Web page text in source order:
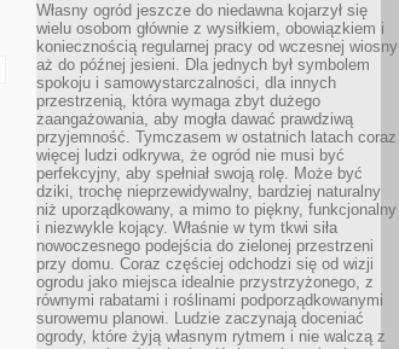
Własny ogród jeszcze do niedawna kojarzył się
wielu osobom głównie z wysiłkiem, obowiązkiem i
koniecznością regularnej pracy od wczesnej wiosny
aż do późnej jesieni. Dla jednych był symbolem
spokoju i samowystarczalności, dla innych
przestrzenią, która wymaga zbyt dużego
zaangażowania, aby mogła dawać prawdziwą
przyjemność. Tymczasem w ostatnich latach coraz
więcej ludzi odkrywa, że ogród nie musi być
perfekcyjny, aby spełniał swoją rolę. Może być
dziki, trochę nieprzewidywalny, bardziej naturalny
niż uporządkowany, a mimo to piękny, funkcjonalny
i niezwykle kojący. Właśnie w tym tkwi siła
nowoczesnego podejścia do zielonej przestrzeni
przy domu. Coraz częściej odchodzi się od wizji
ogrodu jako miejsca idealnie przystrzyżonego, z
równymi rabatami i roślinami podporządkowanymi
surowemu planowi. Ludzie zaczynają doceniać
ogrody, które żyją własnym rytmem i nie walczą z